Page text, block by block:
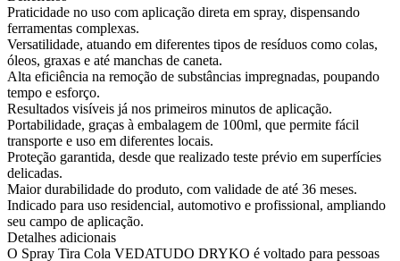
Praticidade no uso com aplicação direta em spray, dispensando
ferramentas complexas.
Versatilidade, atuando em diferentes tipos de resíduos como colas,
óleos, graxas e até manchas de caneta.
Alta eficiência na remoção de substâncias impregnadas, poupando
tempo e esforço.
Resultados visíveis já nos primeiros minutos de aplicação.
Portabilidade, graças à embalagem de 100ml, que permite fácil
transporte e uso em diferentes locais.
Proteção garantida, desde que realizado teste prévio em superfícies
delicadas.
Maior durabilidade do produto, com validade de até 36 meses.
Indicado para uso residencial, automotivo e profissional, ampliando
seu campo de aplicação.
Detalhes adicionais
O Spray Tira Cola VEDATUDO DRYKO é voltado para pessoas